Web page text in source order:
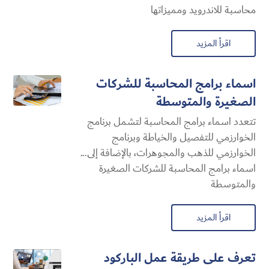
محاسبة للاندرويد ومميزاتها
اقرأ المزيد
اسماء برامج المحاسبة للشركات
الصغيرة والمتوسطة
تتعدد اسماء برامج المحاسبة لتشمل برنامج
الخوارزمي للتفصيل والخياطة وبرنامج
الخوارزمي للذهب والمجوهرات، بالإضافة إلى...
اسماء برامج المحاسبة للشركات الصغيرة
والمتوسطة
اقرأ المزيد
تعرف على طريقة عمل الباركود